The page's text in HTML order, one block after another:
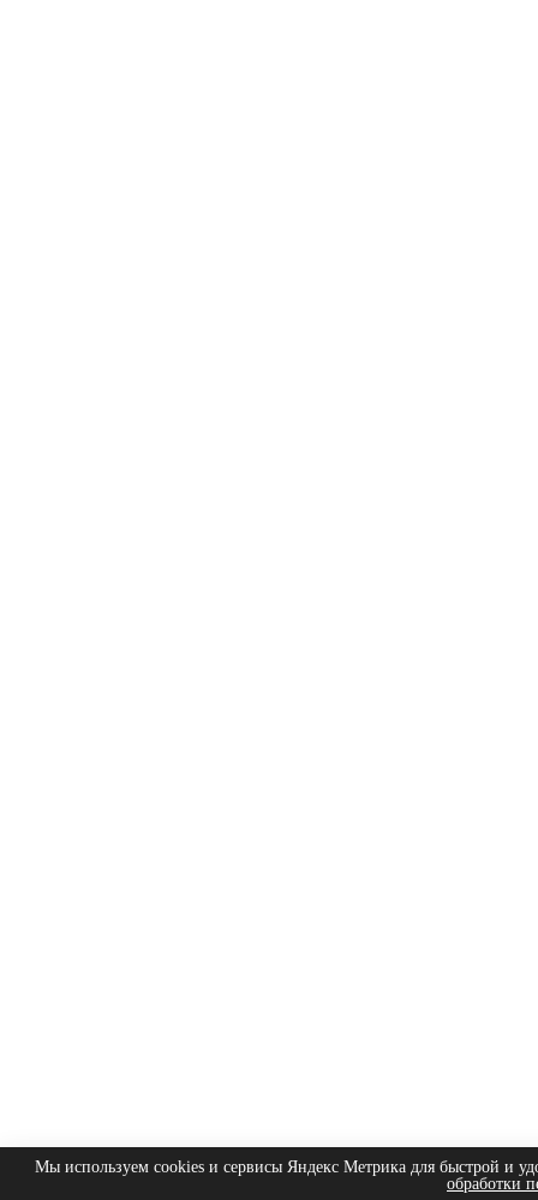
Мы используем cookies и сервисы Яндекс Метрика для быстрой и
обработки